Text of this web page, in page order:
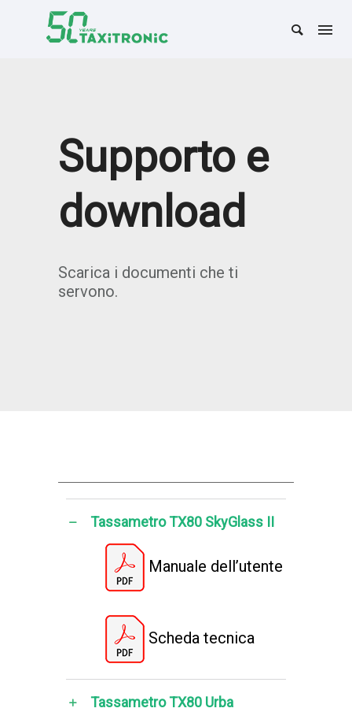
Supporto e
download
Scarica i documenti che ti
servono.
Tassametro TX80 SkyGlass II
Manuale dell’utente
Scheda tecnica
Tassametro TX80 Urba